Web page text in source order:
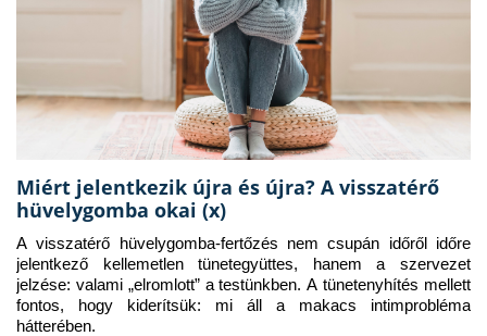
Miért jelentkezik újra és újra? A visszatérő
hüvelygomba okai (x)
A visszatérő hüvelygomba-fertőzés nem csupán időről időre
jelentkező kellemetlen tünetegyüttes, hanem a szervezet
jelzése: valami „elromlott” a testünkben. A tünetenyhítés mellett
fontos, hogy kiderítsük: mi áll a makacs intimprobléma
hátterében.